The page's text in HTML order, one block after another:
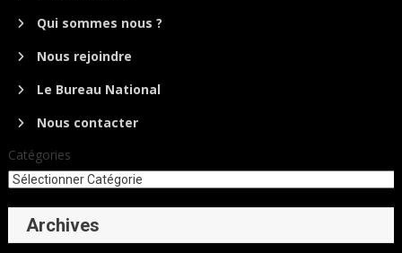
Qui sommes nous ?
Nous rejoindre
Le Bureau National
Nous contacter
Catégories
Archives